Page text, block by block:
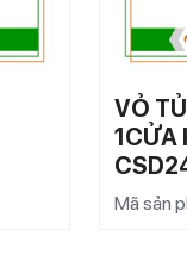
VỎ
1CỬA
Mã sản